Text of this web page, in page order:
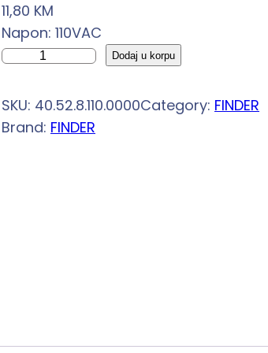
11,80 KM
Napon: 110VAC
R
L
E
0
Dodaj u korpu
SKU: 40.52.8.110.0000Category: FINDER
Brand: FINDER